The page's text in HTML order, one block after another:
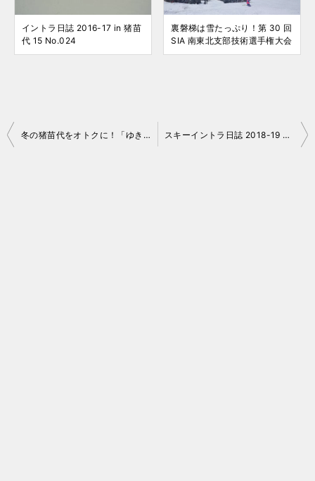
イントラ日誌 2016-17 in 猪苗
代 15 No.024
裏磐梯は雪たっぷり！第 30 回
SIA 南東北支部技術選手権大会
投
冬の猪苗代をオトクに！「ゆきいち」 2019 スキーイントラ日誌 2018-19 No.12